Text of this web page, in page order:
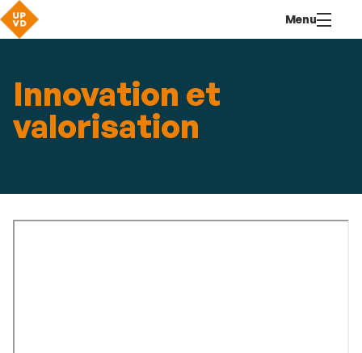
contenu
Menu
Innovation et
valorisation